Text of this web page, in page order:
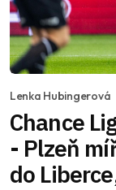
Lenka Hubingerová
Chance
- Plzeň
do